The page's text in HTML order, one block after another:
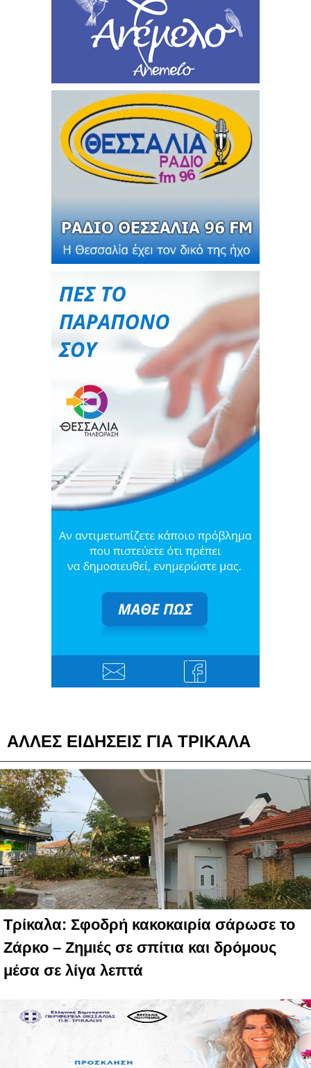
ΑΛΛΕΣ ΕΙΔΗΣΕΙΣ ΓΙΑ ΤΡΙΚΑΛΑ
Τρίκαλα: Σφοδρή κακοκαιρία σάρωσε το
Ζάρκο – Ζημιές σε σπίτια και δρόμους
μέσα σε λίγα λεπτά